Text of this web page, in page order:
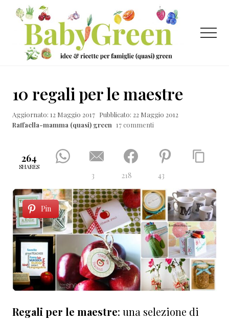
Menu
Passa
contenuto
principale
Passa
laterale
primaria
Passa
ricette
per
(quasi)
green
Menu
10 regali per le maestre
Aggiornato: 12 Maggio 2017 Pubblicato: 22 Maggio 2012
Raffaella-mamma (quasi) green 17 commenti
264
SHARES
3 218 43
Pin
Regali per le maestre: una selezione di